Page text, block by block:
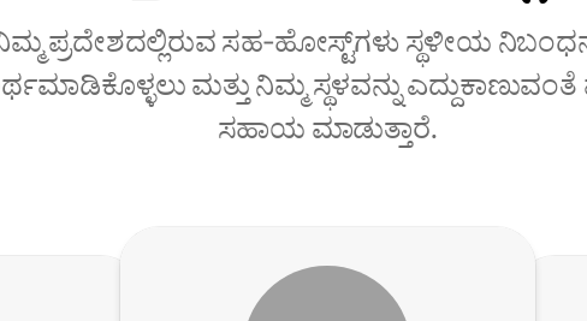
ಪ್ರದೇಶದಲ್ಲಿರುವ ಸಹ‑ಹೋಸ್ಟ್‌ಗಳು ಸ್ಥಳೀಯ
ಮತ್ತು ನಿಮ್ಮ ಸ್ಥಳವನ್ನು
ಸಹಾಯ ಮಾಡುತ್ತಾರೆ.